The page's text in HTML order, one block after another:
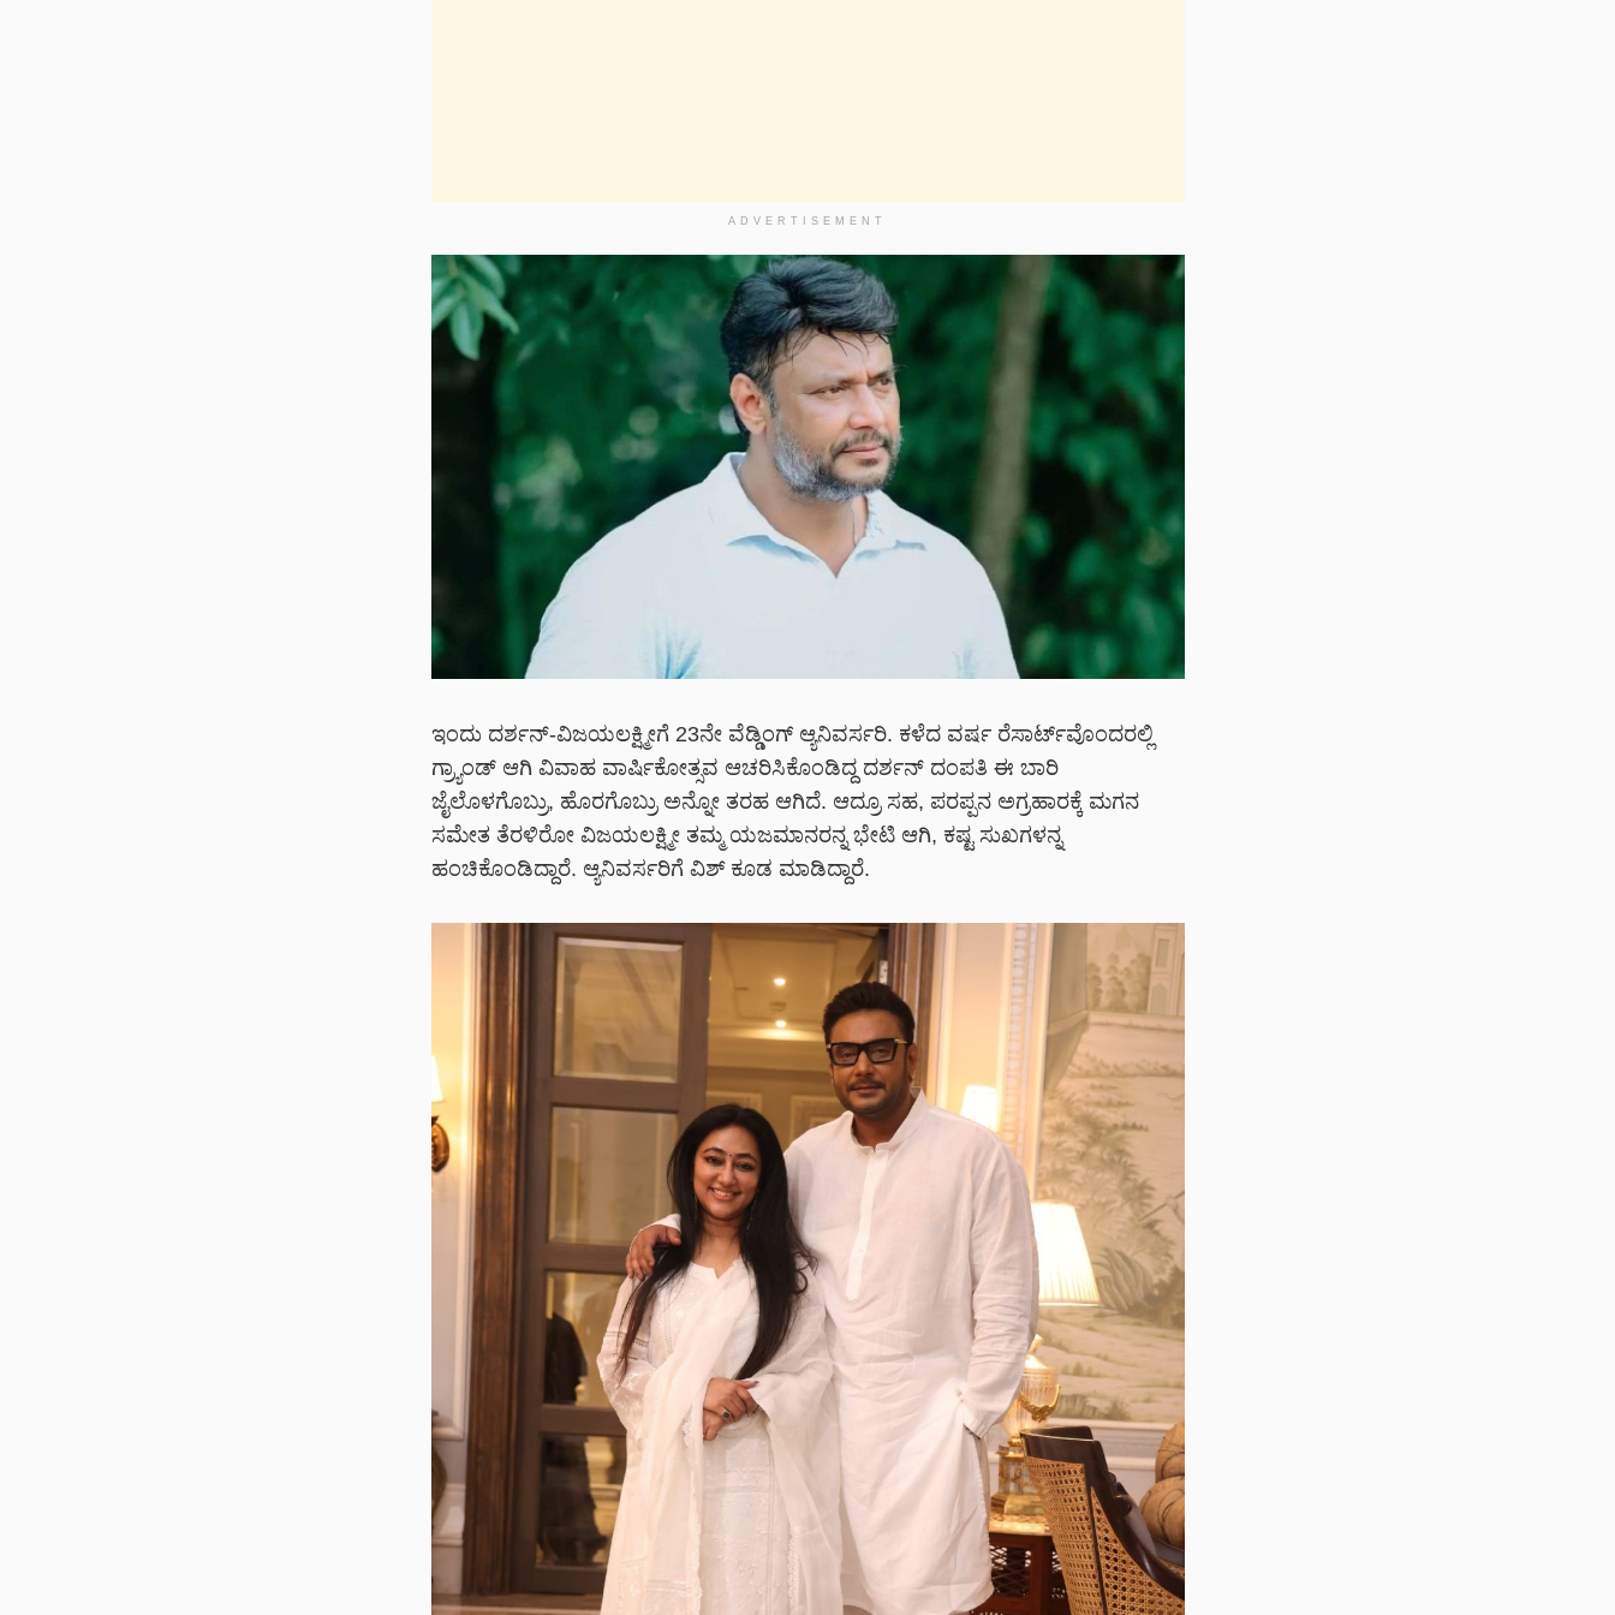
ADVERTISEMENT
ಇಂದು ದರ್ಶನ್-ವಿಜಯಲಕ್ಷ್ಮೀಗೆ 23ನೇ ವೆಡ್ಡಿಂಗ್ ಆ್ಯನಿವರ್ಸರಿ. ಕಳೆದ ವರ್ಷ ರೆಸಾರ್ಟ್‌ವೊಂದರಲ್ಲಿ
ಗ್ರ್ಯಾಂಡ್ ಆಗಿ ವಿವಾಹ ವಾರ್ಷಿಕೋತ್ಸವ ಆಚರಿಸಿಕೊಂಡಿದ್ದ ದರ್ಶನ್ ದಂಪತಿ ಈ ಬಾರಿ
ಜೈಲೊಳಗೊಬ್ರು, ಹೊರಗೊಬ್ರು ಅನ್ನೋ ತರಹ ಆಗಿದೆ. ಆದ್ರೂ ಸಹ, ಪರಪ್ಪನ ಅಗ್ರಹಾರಕ್ಕೆ ಮಗನ
ಸಮೇತ ತೆರಳಿರೋ ವಿಜಯಲಕ್ಷ್ಮೀ ತಮ್ಮ ಯಜಮಾನರನ್ನ ಭೇಟಿ ಆಗಿ, ಕಷ್ಟ ಸುಖಗಳನ್ನ
ಹಂಚಿಕೊಂಡಿದ್ದಾರೆ. ಆ್ಯನಿವರ್ಸರಿಗೆ ವಿಶ್ ಕೂಡ ಮಾಡಿದ್ದಾರೆ.